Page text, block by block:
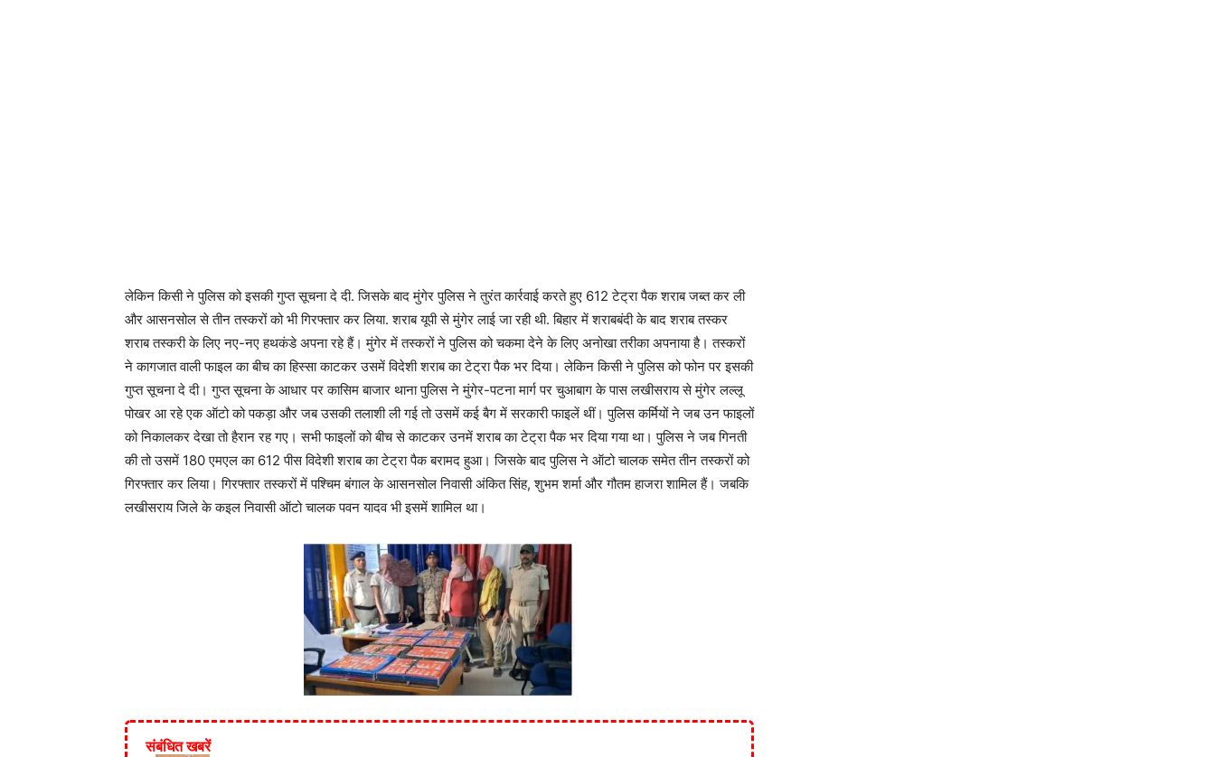
लेकिन किसी ने पुलिस को इसकी गुप्त सूचना दे दी. जिसके बाद मुंगेर पुलिस ने तुरंत कार्रवाई करते हुए 612 टेट्रा पैक शराब जब्त कर ली
और आसनसोल से तीन तस्करों को भी गिरफ्तार कर लिया. शराब यूपी से मुंगेर लाई जा रही थी. बिहार में शराबबंदी के बाद शराब तस्कर
शराब तस्करी के लिए नए-नए हथकंडे अपना रहे हैं। मुंगेर में तस्करों ने पुलिस को चकमा देने के लिए अनोखा तरीका अपनाया है। तस्करों
ने कागजात वाली फाइल का बीच का हिस्सा काटकर उसमें विदेशी शराब का टेट्रा पैक भर दिया। लेकिन किसी ने पुलिस को फोन पर इसकी
गुप्त सूचना दे दी। गुप्त सूचना के आधार पर कासिम बाजार थाना पुलिस ने मुंगेर-पटना मार्ग पर चुआबाग के पास लखीसराय से मुंगेर लल्लू
पोखर आ रहे एक ऑटो को पकड़ा और जब उसकी तलाशी ली गई तो उसमें कई बैग में सरकारी फाइलें थीं। पुलिस कर्मियों ने जब उन फाइलों
को निकालकर देखा तो हैरान रह गए। सभी फाइलों को बीच से काटकर उनमें शराब का टेट्रा पैक भर दिया गया था। पुलिस ने जब गिनती
की तो उसमें 180 एमएल का 612 पीस विदेशी शराब का टेट्रा पैक बरामद हुआ। जिसके बाद पुलिस ने ऑटो चालक समेत तीन तस्करों को
गिरफ्तार कर लिया। गिरफ्तार तस्करों में पश्चिम बंगाल के आसनसोल निवासी अंकित सिंह, शुभम शर्मा और गौतम हाजरा शामिल हैं। जबकि
लखीसराय जिले के कइल निवासी ऑटो चालक पवन यादव भी इसमें शामिल था।
संबंधित खबरें